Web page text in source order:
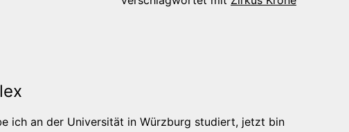
ich an der Universität in Würzburg studiert, jetzt bin